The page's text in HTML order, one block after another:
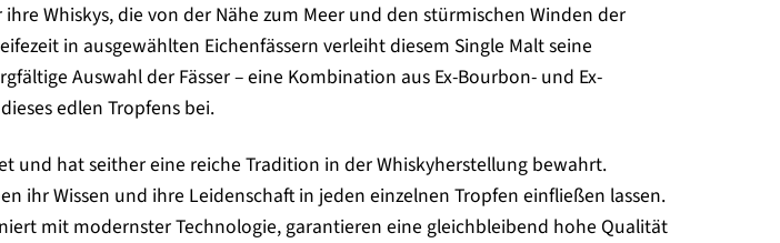
Whiskys, die von der Nähe zum Meer und den stürmischen Winden der
in ausgewählten Eichenfässern verleiht diesem Single Malt seine
Auswahl der Fässer – eine Kombination aus Ex-Bourbon- und Ex-
edlen Tropfens bei.
und hat seither eine reiche Tradition in der Whiskyherstellung bewahrt.
ihr Wissen und ihre Leidenschaft in jeden einzelnen Tropfen einfließen lassen.
mit modernster Technologie, garantieren eine gleichbleibend hohe Qualität